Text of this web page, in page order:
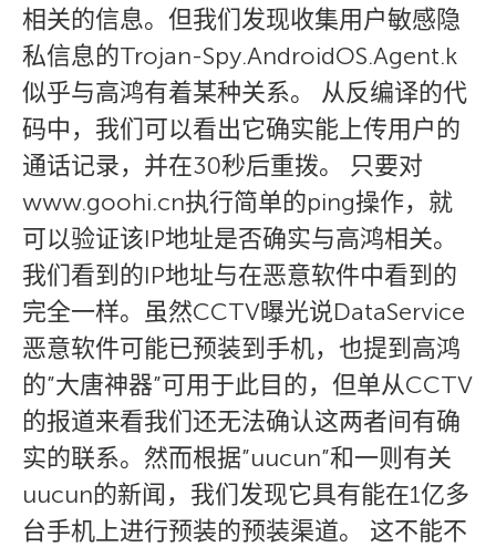
相关的信息。但我们发现收集用户敏感隐
私信息的Trojan-Spy.AndroidOS.Agent.k
似乎与高鸿有着某种关系。 从反编译的代
码中，我们可以看出它确实能上传用户的
通话记录，并在30秒后重拨。 只要对
www.goohi.cn执行简单的ping操作，就
可以验证该IP地址是否确实与高鸿相关。
我们看到的IP地址与在恶意软件中看到的
完全一样。虽然CCTV曝光说DataService
恶意软件可能已预装到手机，也提到高鸿
的”大唐神器”可用于此目的，但单从CCTV
的报道来看我们还无法确认这两者间有确
实的联系。然而根据”uucun”和一则有关
uucun的新闻，我们发现它具有能在1亿多
台手机上进行预装的预装渠道。 这不能不